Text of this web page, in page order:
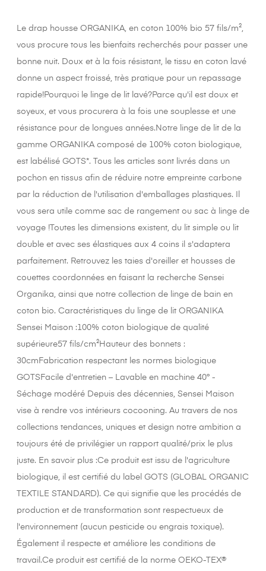
Le drap housse ORGANIKA, en coton 100% bio 57 fils/m²,
vous procure tous les bienfaits recherchés pour passer une
bonne nuit. Doux et à la fois résistant, le tissu en coton lavé
donne un aspect froissé, très pratique pour un repassage
rapide!Pourquoi le linge de lit lavé?Parce qu'il est doux et
soyeux, et vous procurera à la fois une souplesse et une
résistance pour de longues années.Notre linge de lit de la
gamme ORGANIKA composé de 100% coton biologique,
est labélisé GOTS*. Tous les articles sont livrés dans un
pochon en tissus afin de réduire notre empreinte carbone
par la réduction de l'utilisation d'emballages plastiques. Il
vous sera utile comme sac de rangement ou sac à linge de
voyage !Toutes les dimensions existent, du lit simple ou lit
double et avec ses élastiques aux 4 coins il s'adaptera
parfaitement. Retrouvez les taies d'oreiller et housses de
couettes coordonnées en faisant la recherche Sensei
Organika, ainsi que notre collection de linge de bain en
coton bio. Caractéristiques du linge de lit ORGANIKA
Sensei Maison :100% coton biologique de qualité
supérieure57 fils/cm²Hauteur des bonnets :
30cmFabrication respectant les normes biologique
GOTSFacile d'entretien – Lavable en machine 40° -
Séchage modéré Depuis des décennies, Sensei Maison
vise à rendre vos intérieurs cocooning. Au travers de nos
collections tendances, uniques et design notre ambition a
toujours été de privilégier un rapport qualité/prix le plus
juste. En savoir plus :Ce produit est issu de l'agriculture
biologique, il est certifié du label GOTS (GLOBAL ORGANIC
TEXTILE STANDARD). Ce qui signifie que les procédés de
production et de transformation sont respectueux de
l'environnement (aucun pesticide ou engrais toxique).
Également il respecte et améliore les conditions de
travail.Ce produit est certifié de la norme OEKO-TEX®